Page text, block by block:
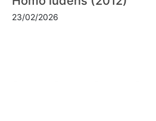
23/02/2026